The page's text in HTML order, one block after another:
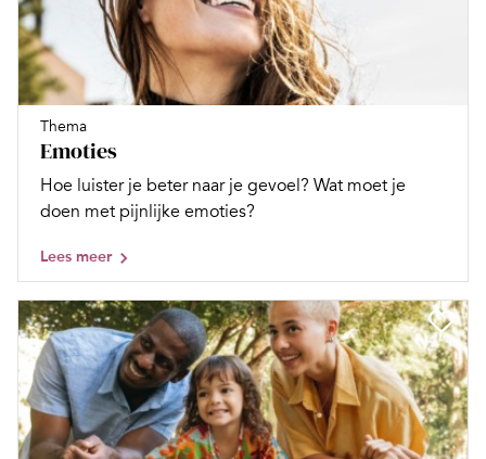
Thema
Emoties
Hoe luister je beter naar je gevoel? Wat moet je
doen met pijnlijke emoties?
Lees meer